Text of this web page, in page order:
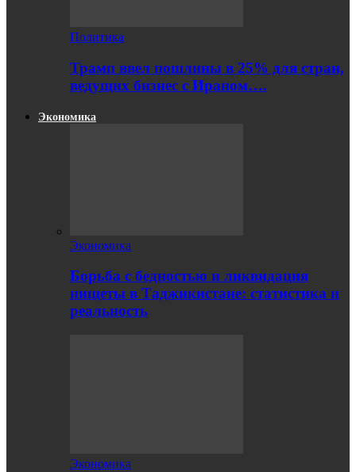
Политика
Трамп ввел пошлины в 25% для стран,
ведущих бизнес с Ираном….
Экономика
Экономика
Борьба с бедностью и ликвидация
нищеты в Таджикистане: статистика и
реальность
Экономика